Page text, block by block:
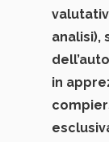
analisi),
in